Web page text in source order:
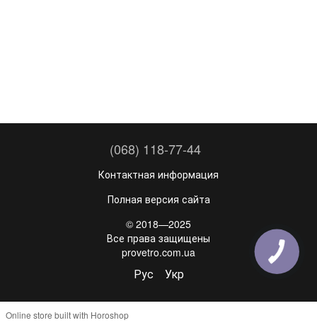
(068) 118-77-44
Контактная информация
Полная версия сайта
© 2018—2025
Все права защищены
provetro.com.ua
Рус Укр
Online store built with Horoshop